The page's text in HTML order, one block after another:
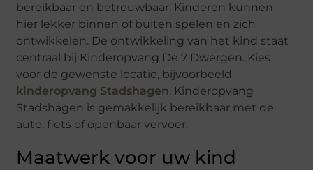
bereikbaar en betrouwbaar. Kinderen kunnen
hier lekker binnen of buiten spelen en zich
ontwikkelen. De ontwikkeling van het kind staat
centraal bij Kinderopvang De 7 Dwergen. Kies
voor de gewenste locatie, bijvoorbeeld
kinderopvang Stadshagen. Kinderopvang
Stadshagen is gemakkelijk bereikbaar met de
auto, fiets of openbaar vervoer.
Maatwerk voor uw kind